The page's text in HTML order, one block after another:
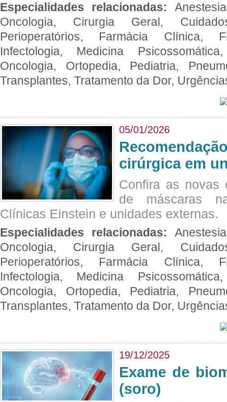
Especialidades relacionadas:
Oncologia, Cirurgia Geral,
Perioperatórios, Farmácia Clínica,
Infectologia, Medicina
Oncologia, Ortopedia, Pediatria,
Transplantes, Tratamento da Dor,
05/01/2026
cirúrgica em
Confira as novas
de máscaras
Clínicas Einstein e unidades externas.
Especialidades relacionadas:
Oncologia, Cirurgia Geral,
Perioperatórios, Farmácia Clínica,
Infectologia, Medicina
Oncologia, Ortopedia, Pediatria,
Transplantes, Tratamento da Dor,
19/12/2025
Exame de
(soro)